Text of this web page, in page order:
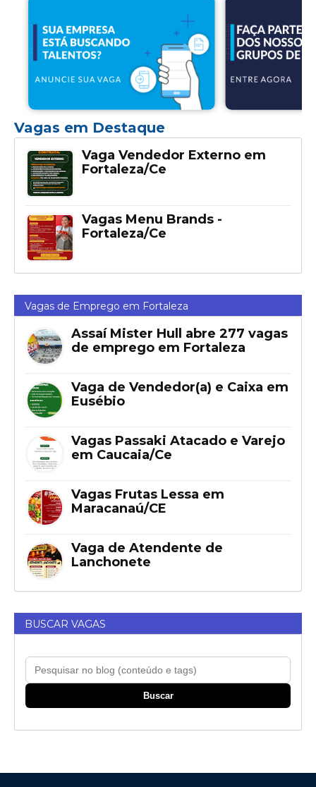
Vagas em Destaque
Vaga Vendedor Externo em
Fortaleza/Ce
Vagas Menu Brands -
Fortaleza/Ce
Vagas de Emprego em Fortaleza
Assaí Mister Hull abre 277 vagas
de emprego em Fortaleza
Vaga de Vendedor(a) e Caixa em
Eusébio
Vagas Passaki Atacado e Varejo
em Caucaia/Ce
Vagas Frutas Lessa em
Maracanaú/CE
Vaga de Atendente de
Lanchonete
BUSCAR VAGAS
Buscar